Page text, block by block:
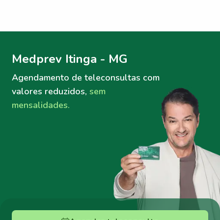
Medprev Itinga - MG
Agendamento de teleconsultas com
valores reduzidos, sem
mensalidades.